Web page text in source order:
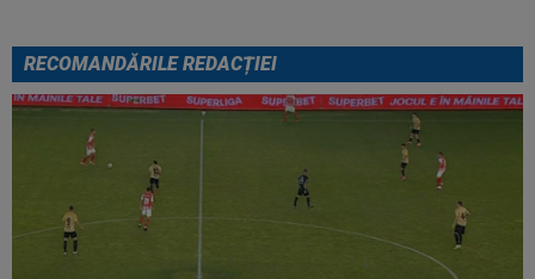
RECOMANDĂRILE REDACȚIEI